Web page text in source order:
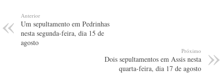
Anterior
Um sepultamento em Pedrinhas
nesta segunda-feira, dia 15 de
agosto
Próximo
Dois sepultamentos em Assis nesta
quarta-feira, dia 17 de agosto